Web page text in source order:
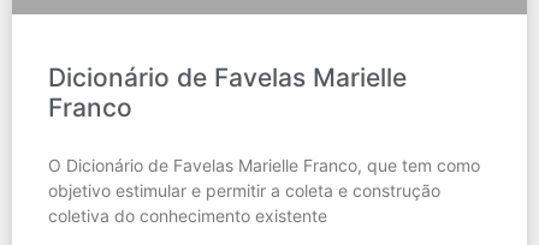
Dicionário de Favelas Marielle
Franco
O Dicionário de Favelas Marielle Franco, que tem como
objetivo estimular e permitir a coleta e construção
coletiva do conhecimento existente